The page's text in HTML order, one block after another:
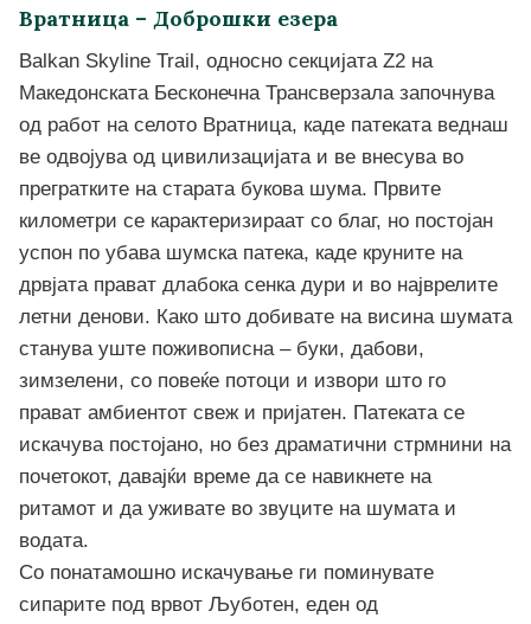
Вратница – Доброшки езера
Balkan Skyline Trail, односно секцијата Z2 на
Македонската Бесконечна Трансверзала започнува
од работ на селото Вратница, каде патеката веднаш
ве одвојува од цивилизацијата и ве внесува во
прегратките на старата букова шума. Првите
километри се карактеризираат со благ, но постојан
успон по убава шумска патека, каде круните на
дрвјата прават длабока сенка дури и во најврелите
летни денови. Како што добивате на висина шумата
станува уште поживописна – буки, дабови,
зимзелени, со повеќе потоци и извори што го
прават амбиентот свеж и пријатен. Патеката се
искачува постојано, но без драматични стрмнини на
почетокот, давајќи време да се навикнете на
ритамот и да уживате во звуците на шумата и
водата.
Со понатамошно искачување ги поминувате
сипарите под врвот Љуботен, еден од